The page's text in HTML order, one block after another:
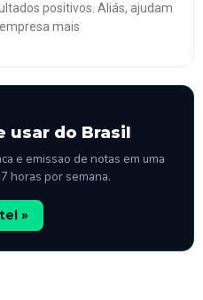
positivos. Aliás, ajudam
mais
usar do Brasil
e emissao de notas em uma
horas por semana.
»